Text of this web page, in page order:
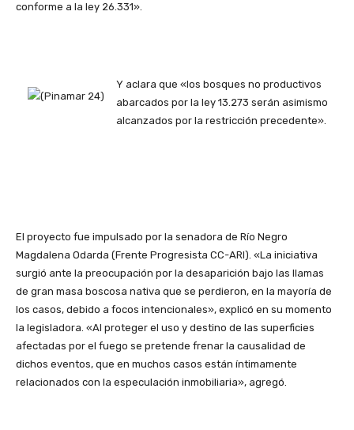
conforme a la ley 26.331».
Y aclara que «los bosques no productivos
abarcados por la ley 13.273 serán asimismo
alcanzados por la restricción precedente».
El proyecto fue impulsado por la senadora de Río Negro
Magdalena Odarda (Frente Progresista CC-ARI). «La iniciativa
surgió ante la preocupación por la desaparición bajo las llamas
de gran masa boscosa nativa que se perdieron, en la mayoría de
los casos, debido a focos intencionales», explicó en su momento
la legisladora. «Al proteger el uso y destino de las superficies
afectadas por el fuego se pretende frenar la causalidad de
dichos eventos, que en muchos casos están íntimamente
relacionados con la especulación inmobiliaria», agregó.